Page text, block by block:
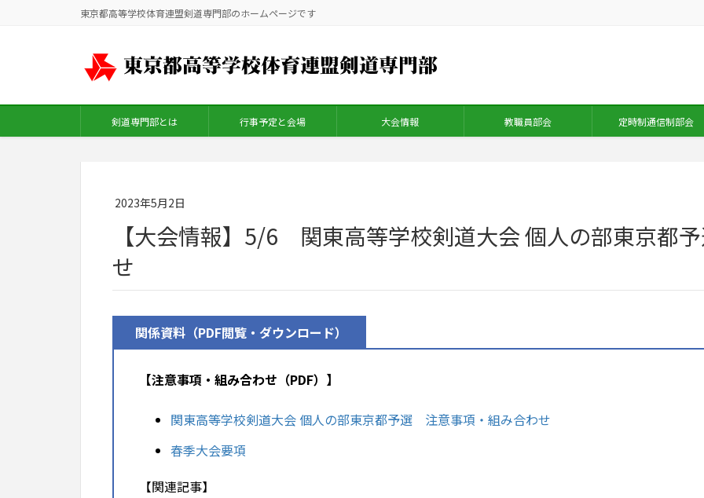
東京都高等学校体育連盟剣道専門部のホームページです
剣道専門部とは 行事予定と会場 大会情報 教職員部会 定時制通信制部会
2023年5月2日
【大会情報】5/6 関東高等学校剣道大会 個人の部東京都
せ
関係資料（PDF閲覧・ダウンロード）
【注意事項・組み合わせ（PDF）】
関東高等学校剣道大会 個人の部東京都予選 注意事項・組み合わせ
春季大会要項
【関連記事】